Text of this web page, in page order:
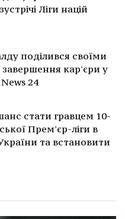
Ліги націй
поділився своїми
кар'єри у
24
стати гравцем 10-
Прем'єр-ліги в
та встановити